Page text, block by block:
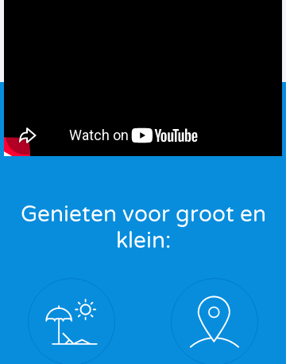
Genieten voor groot en
klein: